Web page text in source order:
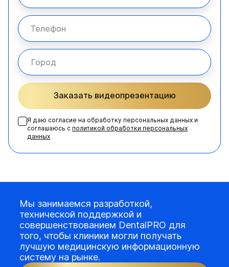
Заказать видеопрезентацию
Я даю согласие на обработку персональных данных и
соглашаюсь с политикой обработки персональных
данных
Мы занимаемся разработкой,
технической поддержкой и
совершенствованием DentalPRO для
того, чтобы клиники могли получать
лучшую медицинскую информационную
систему на рынке.